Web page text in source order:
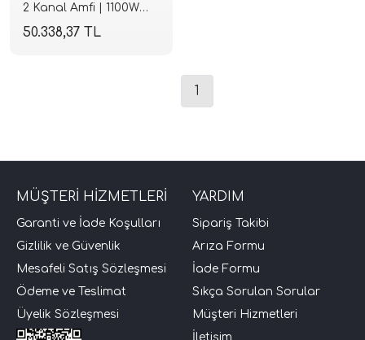
Setleri)
Arac Baslari)
2 Kanal Amfi | 1100W
RMS Class-AB |
SPLHIFI
50.338,37 TL
1
MÜŞTERİ HİZMETLERİ
Garanti ve İade Koşulları
Gizlilik ve Güvenlik
Mesafeli Satış Sözleşmesi
Ödeme ve Teslimat
Üyelik Sözleşmesi
YARDIM
Sipariş Takibi
Arıza Formu
İade Formu
Sıkça Sorulan Sorular
Müşteri Hizmetleri
İletişim